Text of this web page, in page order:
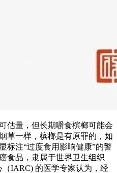
估量，但长期嚼食槟榔可能会
草一样，槟榔是有原罪的，如
标注“过度食用影响健康”的警
食品，隶属于世界卫生组织
（IARC) 的医学专家认为，经